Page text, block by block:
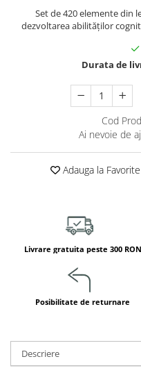
Camere Senzoriale
Amenajări camere
Echipamente camere
Oferte pentru Camere
Creativitate si indemanare
Cuburi și cărămizi
Instrumente muzicale
Jucarii de constructii
Dezvoltare cognitiva
Jucării de sortare
Dezvoltare psihomotrica
Dezvoltare proprioceptiva
Dezvoltare vestibulara
Module din burete
Motricitate fina
Set de 420 elemente din
dezvoltarea abilităților
Durata de
Cod
Ai nevoie de
Adauga la Favorite
Livrare gratuita peste 300 RON
Posibilitate de returnare
Descriere